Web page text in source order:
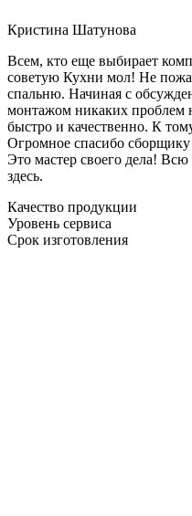
Кристина Шатунова
Всем, кто еще выбирает
советую Кухни мол! Не
спальню. Начиная с
монтажом никаких проблем
быстро и качественно. К
Огромное спасибо сборщику
Это мастер своего дела! Всю
здесь.
Качество продукции
Уровень сервиса
Срок изготовления